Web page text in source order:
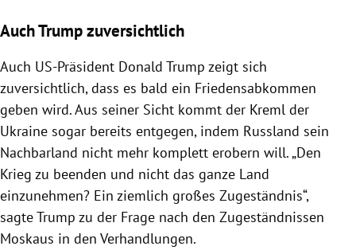
Auch Trump zuversichtlich
Auch US-Präsident Donald Trump zeigt sich
zuversichtlich, dass es bald ein Friedensabkommen
geben wird. Aus seiner Sicht kommt der Kreml der
Ukraine sogar bereits entgegen, indem Russland sein
Nachbarland nicht mehr komplett erobern will. „Den
Krieg zu beenden und nicht das ganze Land
einzunehmen? Ein ziemlich großes Zugeständnis“,
sagte Trump zu der Frage nach den Zugeständnissen
Moskaus in den Verhandlungen.